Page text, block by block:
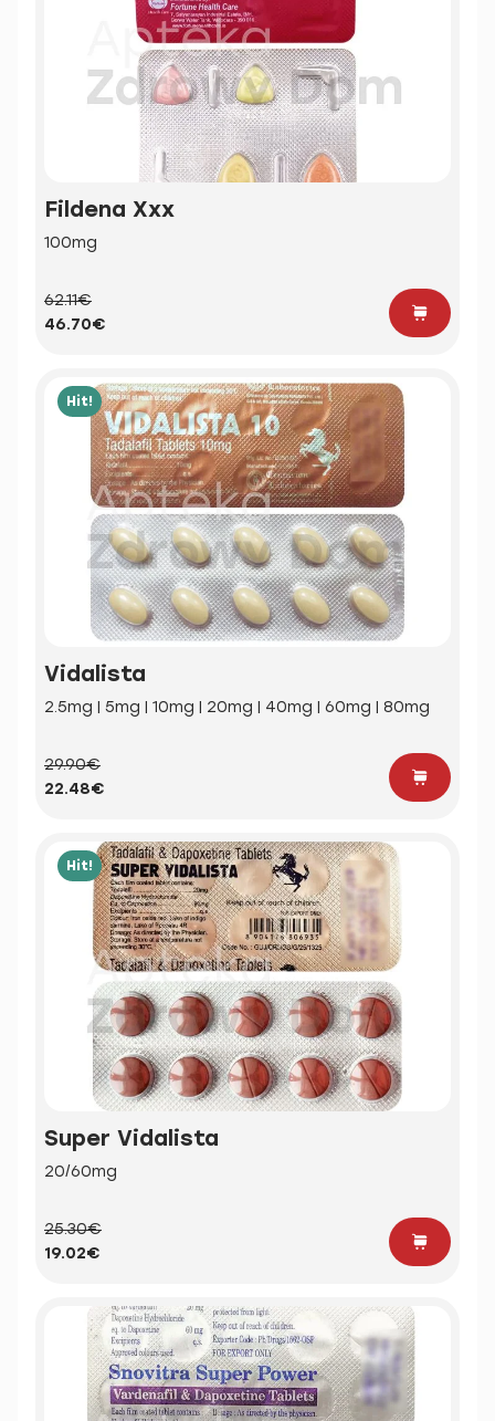
Fildena Xxx
100mg
62.11€
46.70€
Hit!
Vidalista
2.5mg | 5mg | 10mg | 20mg | 40mg | 60mg | 80mg
29.90€
22.48€
Hit!
Super Vidalista
20/60mg
25.30€
19.02€